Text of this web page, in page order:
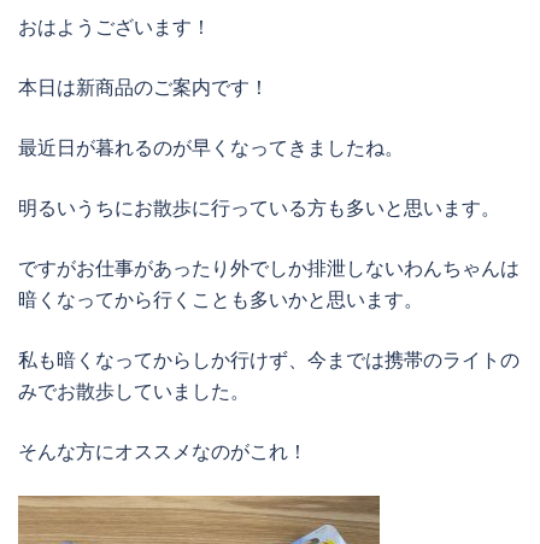
おはようございます！
本日は新商品のご案内です！
最近日が暮れるのが早くなってきましたね。
明るいうちにお散歩に行っている方も多いと思います。
ですがお仕事があったり外でしか排泄しないわんちゃんは
暗くなってから行くことも多いかと思います。
私も暗くなってからしか行けず、今までは携帯のライトの
みでお散歩していました。
そんな方にオススメなのがこれ！